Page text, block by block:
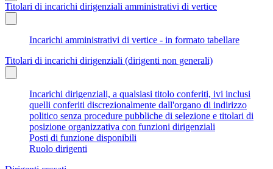
Titolari di incarichi dirigenziali amministrativi di vertice
Incarichi amministrativi di vertice - in formato tabellare
Titolari di incarichi dirigenziali (dirigenti non generali)
Incarichi dirigenziali, a qualsiasi titolo conferiti, ivi inclusi
quelli conferiti discrezionalmente dall'organo di indirizzo
politico senza procedure pubbliche di selezione e titolari di
posizione organizzativa con funzioni dirigenziali
Posti di funzione disponibili
Ruolo dirigenti